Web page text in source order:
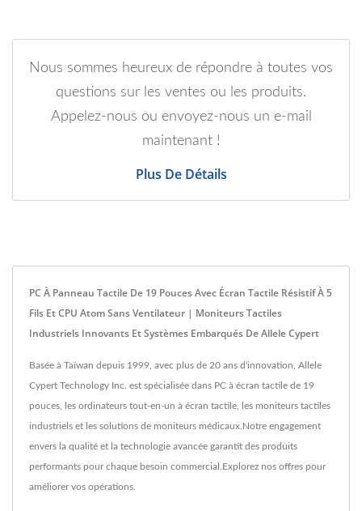
Nous sommes heureux de répondre à toutes vos
questions sur les ventes ou les produits.
Appelez-nous ou envoyez-nous un e-mail
maintenant !
Plus De Détails
PC À Panneau Tactile De 19 Pouces Avec Écran Tactile Résistif À 5
Fils Et CPU Atom Sans Ventilateur | Moniteurs Tactiles
Industriels Innovants Et Systèmes Embarqués De Allele Cypert
Basée à Taïwan depuis 1999, avec plus de 20 ans d'innovation, Allele
Cypert Technology Inc. est spécialisée dans PC à écran tactile de 19
pouces, les ordinateurs tout-en-un à écran tactile, les moniteurs tactiles
industriels et les solutions de moniteurs médicaux.Notre engagement
envers la qualité et la technologie avancée garantit des produits
performants pour chaque besoin commercial.Explorez nos offres pour
améliorer vos opérations.